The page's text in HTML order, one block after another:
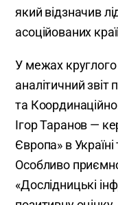
який відзначив
асоційованих
У межах
аналітичний звіт
та
Ігор Таранов —
Європа» в
Особливо
«Дослідницькі